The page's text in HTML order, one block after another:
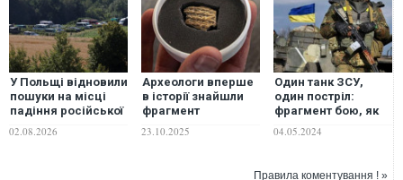
У Польщі відновили
пошуки на місці
падіння російської
фрагмента
02.08.2026
Археологи вперше
в історії знайшли
фрагмент
клинопису
23.10.2025
Один танк ЗСУ,
один постріл:
фрагмент бою, як
колону
04.05.2024
Правила коментування ! »